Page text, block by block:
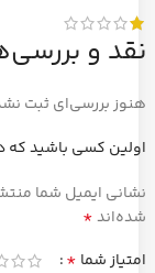
نقد و
هنوز بررسی‌ای ثبت
اولین کسی باشید که
نشانی ایمیل شما
شده‌اند*
امتیاز شما *